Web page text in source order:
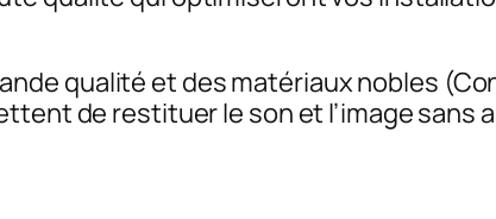
qualité et des matériaux nobles
de restituer le son et l’image sans